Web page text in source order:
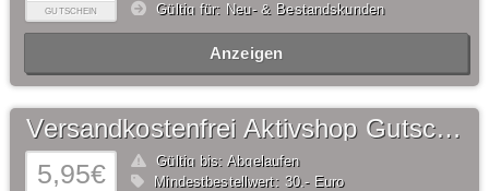
GUTSCHEIN
Gültig für: Neu- & Bestandskunden
Anzeigen
5,95€
Versandkostenfrei Aktivshop Gutschein
Gültig bis: Abgelaufen
Mindestbestellwert: 30,- Euro